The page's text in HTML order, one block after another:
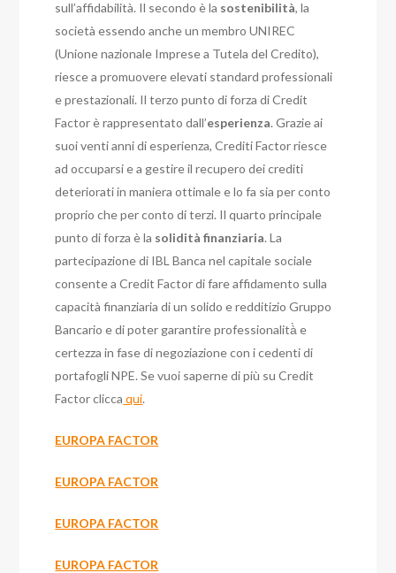
sull’affidabilità. Il secondo è la sostenibilità, la
società essendo anche un membro UNIREC
(Unione nazionale Imprese a Tutela del Credito),
riesce a promuovere elevati standard professionali
e prestazionali. Il terzo punto di forza di Credit
Factor è rappresentato dall’esperienza. Grazie ai
suoi venti anni di esperienza, Crediti Factor riesce
ad occuparsi e a gestire il recupero dei crediti
deteriorati in maniera ottimale e lo fa sia per conto
proprio che per conto di terzi. Il quarto principale
punto di forza è la solidità finanziaria. La
partecipazione di IBL Banca nel capitale sociale
consente a Credit Factor di fare affidamento sulla
capacità finanziaria di un solido e redditizio Gruppo
Bancario e di poter garantire professionalità̀ e
certezza in fase di negoziazione con i cedenti di
portafogli NPE. Se vuoi saperne di più su Credit
Factor clicca qui.
EUROPA FACTOR
EUROPA FACTOR
EUROPA FACTOR
EUROPA FACTOR